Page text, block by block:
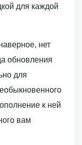
для каждой
нет
обновления
для
к ней
вам